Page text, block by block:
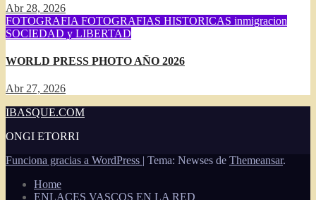
Abr 28, 2026
FOTOGRAFIA FOTOGRAFIAS HISTORICAS inmigracion
SOCIEDAD y LIBERTAD
WORLD PRESS PHOTO AÑO 2026
Abr 27, 2026
IBASQUE.COM
ONGI ETORRI
Funciona gracias a WordPress | Tema: Newses de Themeansar.
Home
ENLACES VASCOS EN LA RED